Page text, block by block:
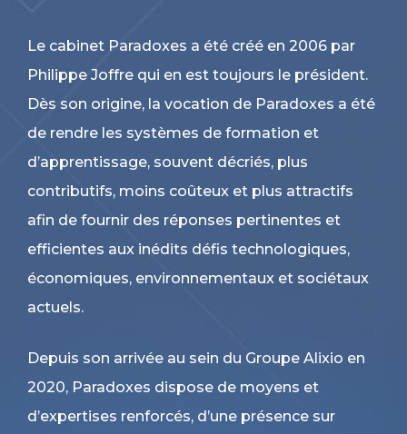
Le cabinet Paradoxes a été créé en 2006 par
Philippe Joffre qui en est toujours le président.
Dès son origine, la vocation de Paradoxes a été
de rendre les systèmes de formation et
d’apprentissage, souvent décriés, plus
contributifs, moins coûteux et plus attractifs
afin de fournir des réponses pertinentes et
efficientes aux inédits défis technologiques,
économiques, environnementaux et sociétaux
actuels.
Depuis son arrivée au sein du Groupe Alixio en
2020, Paradoxes dispose de moyens et
d’expertises renforcés, d’une présence sur